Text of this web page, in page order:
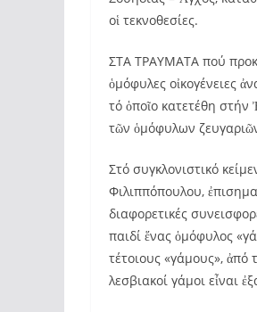
οἱ τεκνοθεσίες.
ΣΤΑ ΤΡΑΥΜΑΤΑ πού
ὁμόφυλες οἰκογένειες
τό ὁποῖο κατετέθη
τῶν ὁμόφυλων
Στό συγκλονιστικό
Φιλιππόπουλου,
διαφορετικές
παιδί ἕνας ὁμόφυλος
τέτοιους «γάμους», ἀπό
λεσβιακοί γάμοι εἶναι